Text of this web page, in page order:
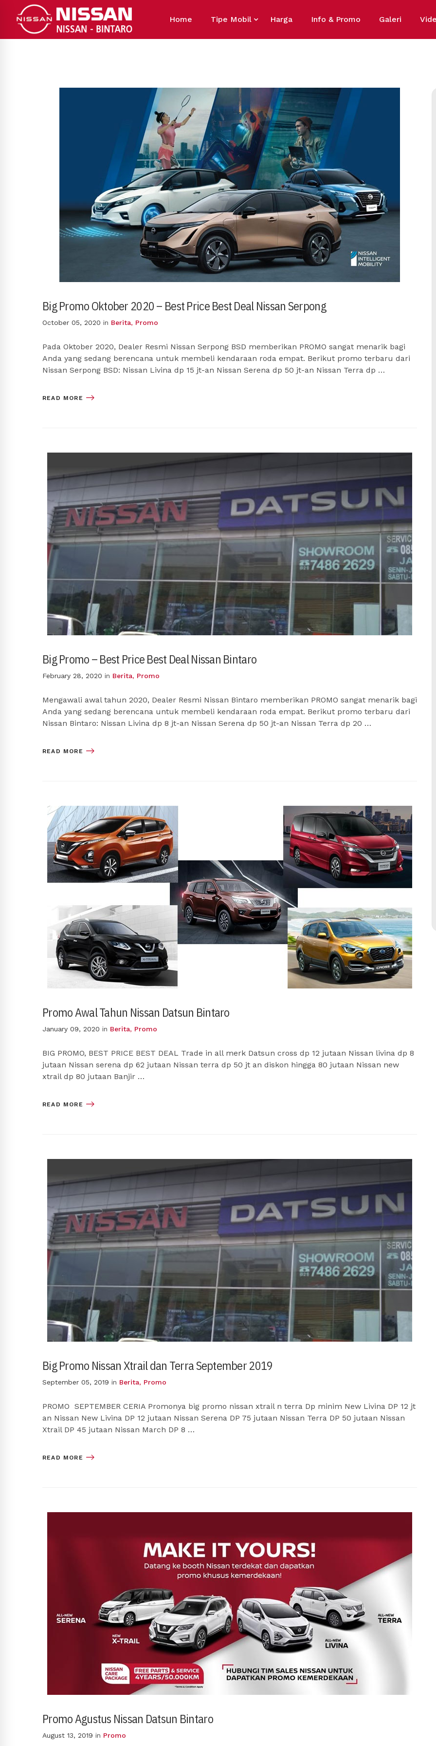
Home Tipe Mobil Harga Info & Promo Galeri
Big Promo Oktober 2020 – Best Price Best Deal Nissan Serpong
October 05, 2020 in Berita, Promo
Pada Oktober 2020, Dealer Resmi Nissan Serpong BSD memberikan PROMO sangat menarik bagi
Anda yang sedang berencana untuk membeli kendaraan roda empat. Berikut promo terbaru dari
Nissan Serpong BSD: Nissan Livina dp 15 jt-an Nissan Serena dp 50 jt-an Nissan Terra dp …
READ MORE
Big Promo – Best Price Best Deal Nissan Bintaro
February 28, 2020 in Berita, Promo
Mengawali awal tahun 2020, Dealer Resmi Nissan Bintaro memberikan PROMO sangat menarik bagi
Anda yang sedang berencana untuk membeli kendaraan roda empat. Berikut promo terbaru dari
Nissan Bintaro: Nissan Livina dp 8 jt-an Nissan Serena dp 50 jt-an Nissan Terra dp 20 …
READ MORE
Promo Awal Tahun Nissan Datsun Bintaro
January 09, 2020 in Berita, Promo
BIG PROMO, BEST PRICE BEST DEAL Trade in all merk Datsun cross dp 12 jutaan Nissan livina dp 8
jutaan Nissan serena dp 62 jutaan Nissan terra dp 50 jt an diskon hingga 80 jutaan Nissan new
xtrail dp 80 jutaan Banjir …
READ MORE
Big Promo Nissan Xtrail dan Terra September 2019
September 05, 2019 in Berita, Promo
PROMO SEPTEMBER CERIA Promonya big promo nissan xtrail n terra Dp minim New Livina DP 12 jt
an Nissan New Livina DP 12 jutaan Nissan Serena DP 75 jutaan Nissan Terra DP 50 jutaan Nissan
Xtrail DP 45 jutaan Nissan March DP 8 …
READ MORE
Promo Agustus Nissan Datsun Bintaro
August 13, 2019 in Promo